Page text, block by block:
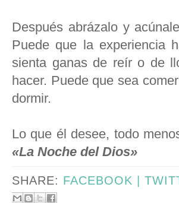
Después abrázalo y
Puede que la experiencia
sienta ganas de reír o de
hacer. Puede que sea
dormir.
Lo que él desee, todo
«La Noche del Dios»
SHARE: FACEBOOK |